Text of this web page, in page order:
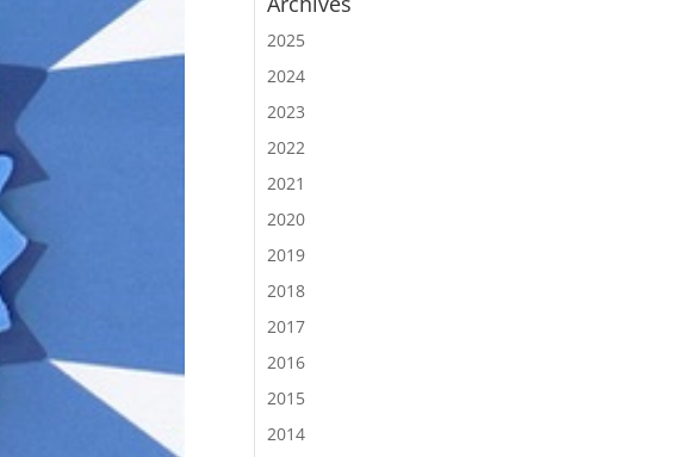
2025
2024
2023
2022
2021
2020
2019
2018
2017
2016
2015
2014